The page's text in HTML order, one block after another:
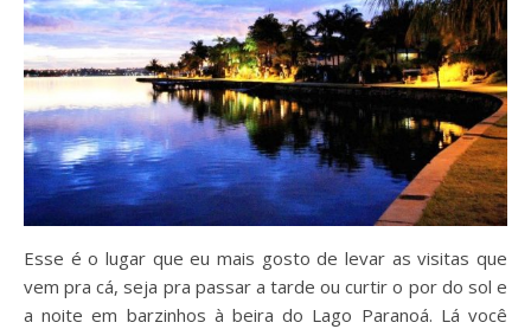
Esse é o lugar que eu mais gosto de levar as visitas que
vem pra cá, seja pra passar a tarde ou curtir o por do sol e
a noite em barzinhos à beira do Lago Paranoá. Lá você